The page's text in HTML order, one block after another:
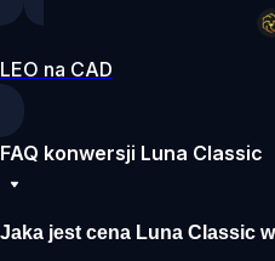
LEO na CAD
FAQ konwersji Luna Classic
Jaka jest cena Luna Classic